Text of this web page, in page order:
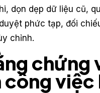
dọn dẹp dữ liệu cũ,
phức tạp, đối
chỉnh.
chứng
việc